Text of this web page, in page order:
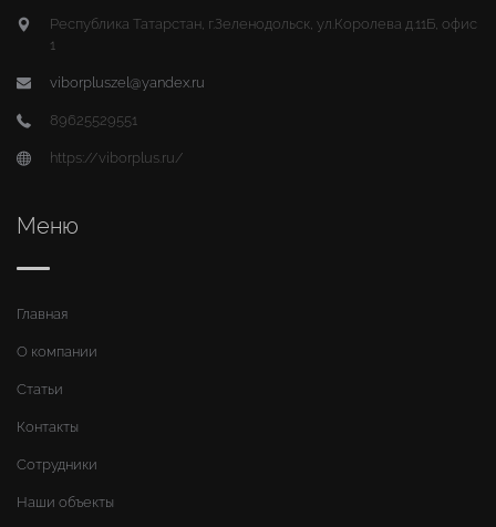
Республика Татарстан, г.Зеленодольск, ул.Королева д.11Б, офис
1
viborpluszel@yandex.ru
89625529551
https://viborplus.ru/
Меню
Главная
О компании
Статьи
Контакты
Сотрудники
Наши объекты